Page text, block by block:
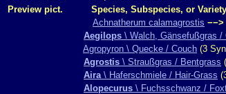
Preview pict.
Species, Subspecies, or Variety
Achnatherum calamagrostis −−>
Aegilops \ Walch, Gänsefußgras /
Agropyron \ Quecke / Couch (3
Agrostis \ Straußgras / Bentgrass
Aira\ Haferschmiele / Hair-Grass
Alopecurus \ Fuchsschwanz /